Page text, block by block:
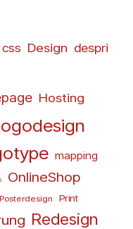
css Design despri
Hosting
mapping
OnlineShop
Posterdesign Print
Redesign